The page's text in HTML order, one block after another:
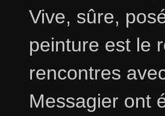
Vive, sûre,
peinture est le
rencontres
Messagier ont